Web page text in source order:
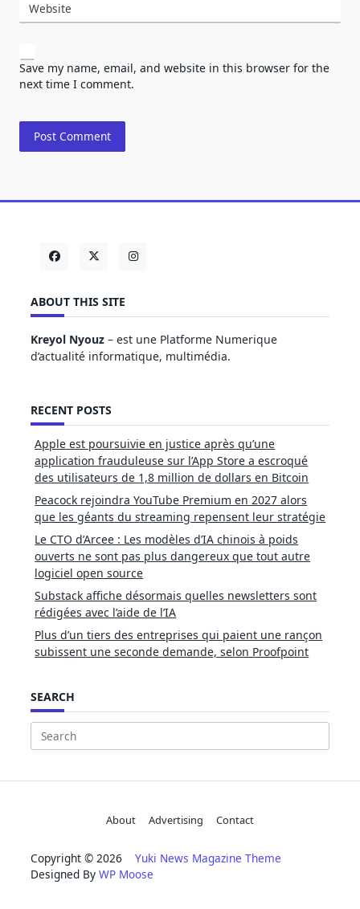
Website
Save my name, email, and website in this browser for the
next time I comment.
ABOUT THIS SITE
Kreyol Nyouz – est une Platforme Numerique
d’actualité informatique, multimédia.
RECENT POSTS
Apple est poursuivie en justice après qu’une
application frauduleuse sur l’App Store a escroqué
des utilisateurs de 1,8 million de dollars en Bitcoin
Peacock rejoindra YouTube Premium en 2027 alors
que les géants du streaming repensent leur stratégie
Le CTO d’Arcee : Les modèles d’IA chinois à poids
ouverts ne sont pas plus dangereux que tout autre
logiciel open source
Substack affiche désormais quelles newsletters sont
rédigées avec l’aide de l’IA
Plus d’un tiers des entreprises qui paient une rançon
subissent une seconde demande, selon Proofpoint
SEARCH
Search
About Advertising Contact
Copyright © 2026 Yuki News Magazine Theme
Designed By WP Moose